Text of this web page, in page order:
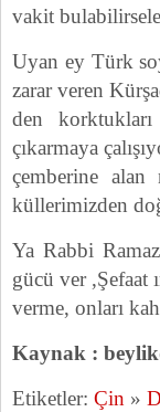
vakit
Uyan ey Türk
zarar veren
den
çıkarmaya
çemberine
küllerimizden
Ya Rabbi
gücü ver ,Şefaat
verme, onları
Kaynak :
Etiketler: Çin »